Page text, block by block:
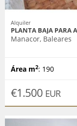
Alquiler
PLANTA BAJA PARA
Manacor, Baleares
Área m2: 190
€1.500 EUR